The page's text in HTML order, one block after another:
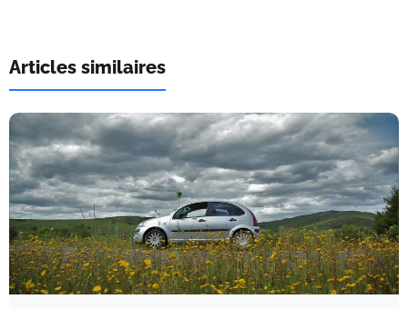
Articles similaires